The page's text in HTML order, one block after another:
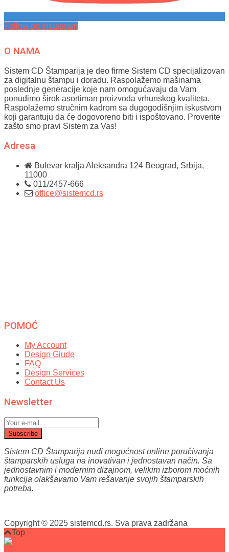
Follow on Instagram
O NAMA
Sistem CD Štamparija je deo firme Sistem CD specijalizovan
za digitalnu štampu i doradu. Raspolažemo mašinama
poslednje generacije koje nam omogućavaju da Vam
ponudimo širok asortiman proizvoda vrhunskog kvaliteta.
Raspolažemo stručnim kadrom sa dugogodišnjim iskustvom
koji garantuju da će dogovoreno biti i ispoštovano. Proverite
zašto smo pravi Sistem za Vas!
Adresa
Bulevar kralja Aleksandra 124 Beograd, Srbija,
11000
011/2457-666
office@sistemcd.rs
POMOĆ
My Account
Design Giude
FAQ
Design Services
Contact Us
Newsletter
Subscribe
Sistem CD Štamparija nudi mogućnost online poručivanja
štamparskih usluga na inovativan i jednostavan način. Sa
jednostavnim i modernim dizajnom, velikim izborom moćnih
funkcija olakšavamo Vam rešavanje svojih štamparskih
potreba.
Copyright © 2025 sistemcd.rs. Sva prava zadržana
Top